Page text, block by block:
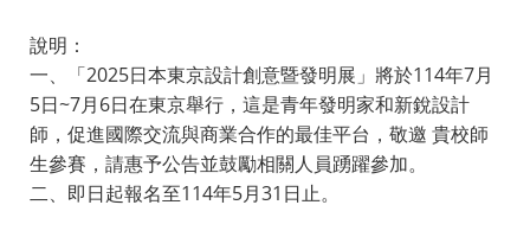
說明：
一、「2025日本東京設計創意暨發明展」將於114年7月
5日~7月6日在東京舉行，這是青年發明家和新銳設計
師，促進國際交流與商業合作的最佳平台，敬邀 貴校師
生參賽，請惠予公告並鼓勵相關人員踴躍參加。
二、即日起報名至114年5月31日止。